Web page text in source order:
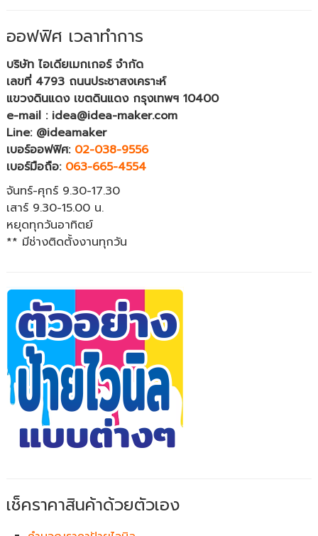
ออฟฟิศ เวลาทำการ
บริษัท ไอเดียเมกเกอร์ จำกัด
เลขที่ 4793 ถนนประชาสงเคราะห์
แขวงดินแดง เขตดินแดง กรุงเทพฯ 10400
e-mail : idea@idea-maker.com
Line: @ideamaker
เบอร์ออฟฟิศ: 02-038-9556
เบอร์มือถือ: 063-665-4554
จันทร์-ศุกร์ 9.30-17.30
เสาร์ 9.30-15.00 น.
หยุดทุกวันอาทิตย์
** มีช่างติดตั้งงานทุกวัน
เช็คราคาสินค้าด้วยตัวเอง